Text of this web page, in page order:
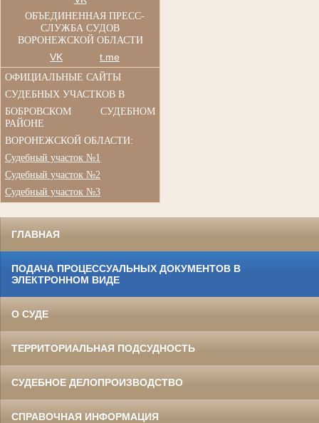
ОБЪЕДИНЕННАЯ ПРЕСС-
СЛУЖБА СУДОВ
ВОРОНЕЖСКОЙ ОБЛАСТИ
VK t.me
ОФИЦИАЛЬНЫЕ САЙТЫ
СУДЕБНЫХ УЧАСТКОВ В
БОБРОВСКОМ СУДЕБНОМ
РАЙОНЕ
ВОРОНЕЖСКОЙ ОБЛАСТИ:
Судебный участок №1
Судебный участок №2
Судебный участок №3
ГЛАВНАЯ
ПОДАЧА ПРОЦЕССУАЛЬНЫХ ДОКУМЕНТОВ В
ЭЛЕКТРОННОМ ВИДЕ
О СУДЕ
ТЕРРИТОРИАЛЬНАЯ ПОДСУДНОСТЬ
СУДЕБНОЕ ДЕЛОПРОИЗВОДСТВО
СПРАВОЧНАЯ ИНФОРМАЦИЯ